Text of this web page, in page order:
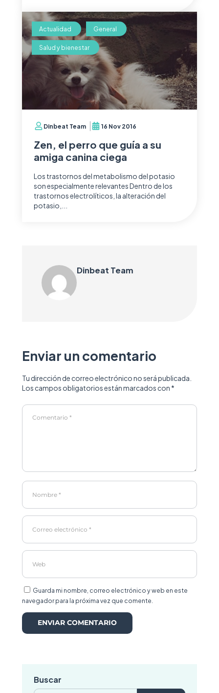
Dinbeat Team 16 Nov 2016
Zen, el perro que guía a su
amiga canina ciega
Los trastornos del metabolismo del potasio
son especialmente relevantes Dentro de los
trastornos electrolíticos, la alteración del
potasio,...
Actualidad General
Salud y bienestar
Dinbeat Team
Enviar un comentario
Tu dirección de correo electrónico no será publicada.
Los campos obligatorios están marcados con *
Guarda mi nombre, correo electrónico y web en este
navegador para la próxima vez que comente.
Buscar